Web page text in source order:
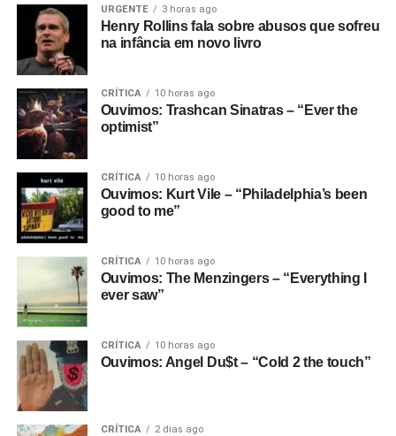
URGENTE 3 horas ago
Henry Rollins fala sobre abusos que sofreu
na infância em novo livro
CRÍTICA 10 horas ago
Ouvimos: Trashcan Sinatras – “Ever the
optimist”
CRÍTICA 10 horas ago
Ouvimos: Kurt Vile – “Philadelphia’s been
good to me”
CRÍTICA 10 horas ago
Ouvimos: The Menzingers – “Everything I
ever saw”
CRÍTICA 10 horas ago
Ouvimos: Angel Du$t – “Cold 2 the touch”
CRÍTICA 2 dias ago